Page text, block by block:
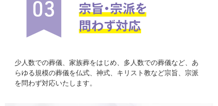
少人数での葬儀、家族葬をはじめ、多人数での葬儀など、あ
らゆる規模の葬儀を仏式、神式、キリスト教など宗旨、宗派
を問わず対応いたします。